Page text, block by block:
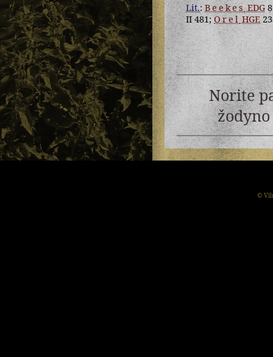
Lit.:Beekes EDG
II 481;Orel HGE
Norite
©